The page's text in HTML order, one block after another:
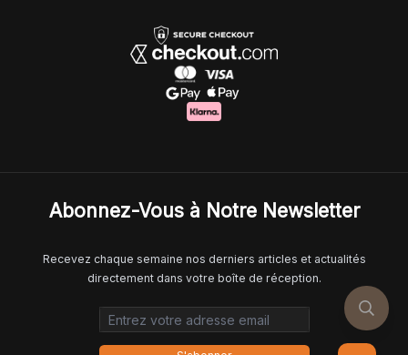
Abonnez-Vous à Notre Newsletter
Recevez chaque semaine nos derniers articles et actualités
directement dans votre boîte de réception.
Email address